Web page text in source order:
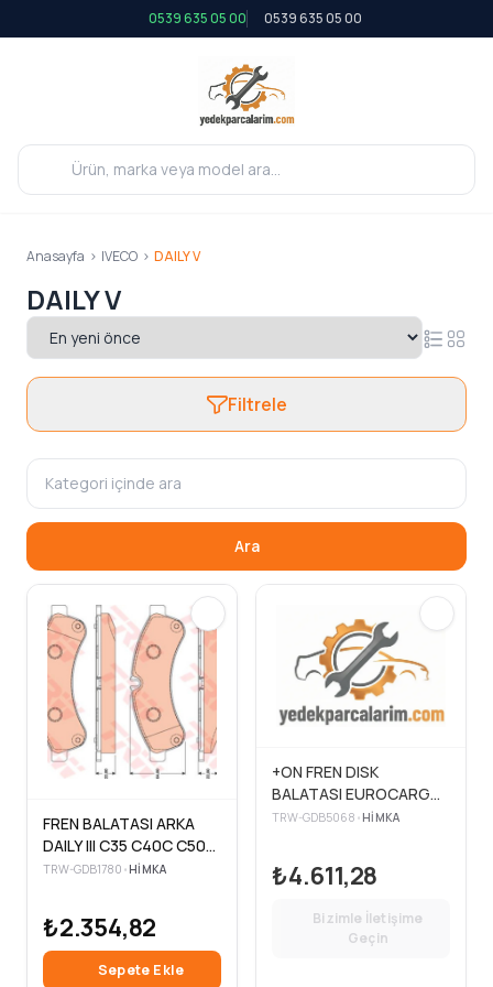
0539 635 05 00 0539 635 05 00
Anasayfa > IVECO > DAILY V
DAILY V
Filtrele
Ara
FREN BALATASI ARKA
DAILY III C35 C40C C50-
C65-C60 2.3D 3.0D 06>
TRW-GDB1780 •HIMKA
₺2.354,82
Sepete Ekle
+ON FREN DISK
BALATASI EUROCARGO
65E.75E
TRW-GDB5068 • HIMKA
₺4.611,28
Bizimle İletişime
Geçin